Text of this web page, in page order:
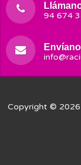
94 674
Copyright © 2026